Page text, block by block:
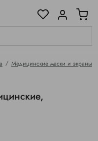
Медицинские маски и экраны